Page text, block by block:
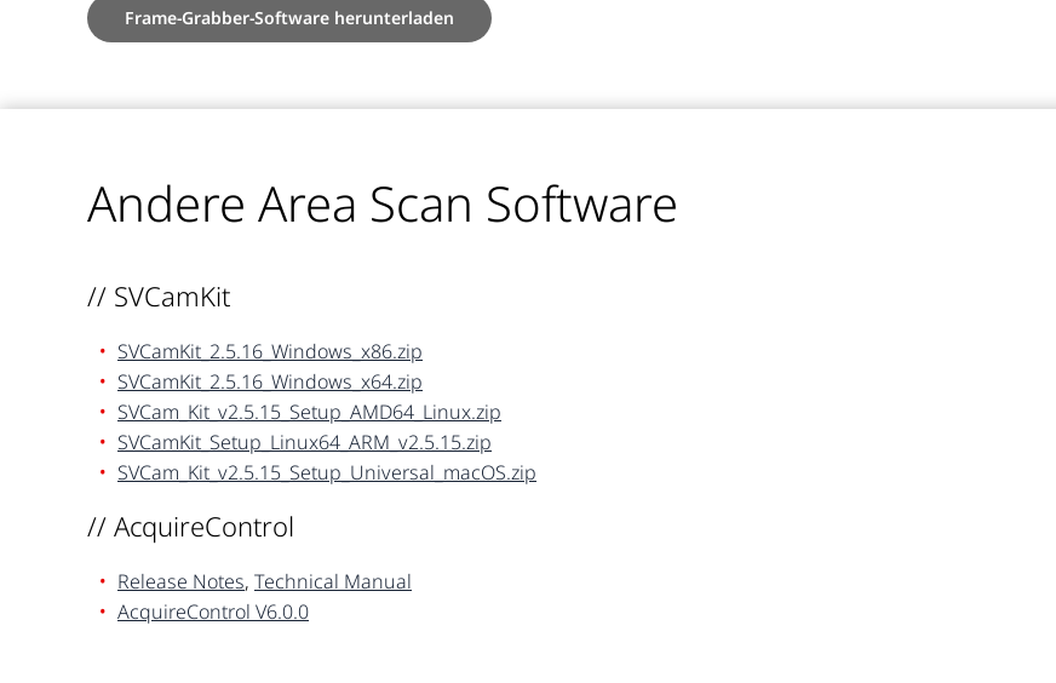
Frame-Grabber-Software herunterladen
Andere Area Scan Software
// SVCamKit
SVCamKit_2.5.16_Windows_x86.zip
SVCamKit_2.5.16_Windows_x64.zip
SVCam_Kit_v2.5.15_Setup_AMD64_Linux.zip
SVCamKit_Setup_Linux64_ARM_v2.5.15.zip
SVCam_Kit_v2.5.15_Setup_Universal_macOS.zip
// AcquireControl
Release Notes, Technical Manual
AcquireControl V6.0.0